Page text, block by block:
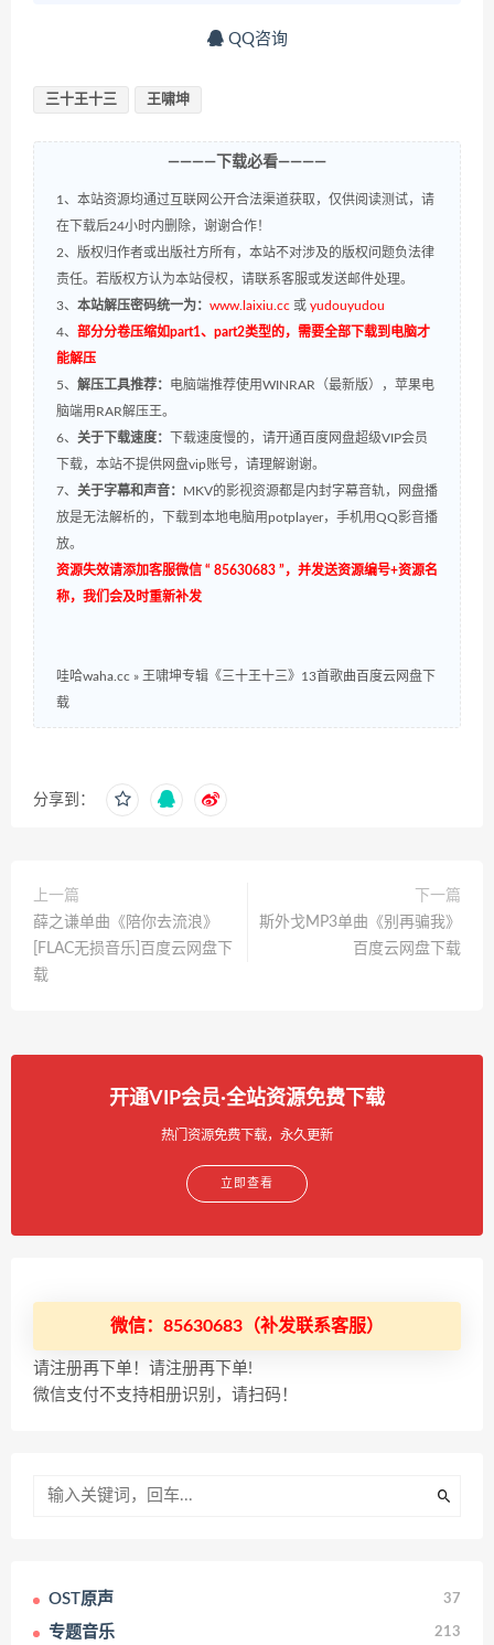
QQ咨询
三十王十三 王啸坤
————下载必看————
1、本站资源均通过互联网公开合法渠道获取，仅供阅读测试，请
在下载后24小时内删除，谢谢合作！
2、版权归作者或出版社方所有，本站不对涉及的版权问题负法律
责任。若版权方认为本站侵权，请联系客服或发送邮件处理。
3、 本站解压密码统一为： www.laixiu.cc 或 yudouyudou
4、 部分分卷压缩如part1、part2类型的，需要全部下载到电脑才
能解压
5、 解压工具推荐： 电脑端推荐使用WINRAR（最新版），苹果电
脑端用RAR解压王。
6、 关于下载速度：
下载速度慢的，请开通百度网盘超级VIP会员
下载，本站不提供网盘vip账号，请理解谢谢。
7、 关于字幕和声音： MKV的影视资源都是内封字幕音轨，网盘播
放是无法解析的，下载到本地电脑用potplayer，手机用QQ影音播
放。
资源失效请添加客服微信 “ 85630683 ”，并发送资源编号+资源名
称，我们会及时重新补发
哇哈waha.cc » 王啸坤专辑《三十王十三》13首歌曲百度云网盘下
载
分享到：
上一篇
薛之谦单曲《陪你去流浪》
[FLAC无损音乐]百度云网盘下
载
下一篇
斯外戈MP3单曲《别再骗我》
百度云网盘下载
开通VIP会员·全站资源免费下载
热门资源免费下载，永久更新
立即查看
微信：85630683（补发联系客服）
请注册再下单！请注册再下单!
微信支付不支持相册识别，请扫码！
OST原声 37
专题音乐 213